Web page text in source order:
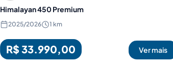
Himalayan 450 Premium
2025/2026 1 km
R$ 33.990,00 Ver mais